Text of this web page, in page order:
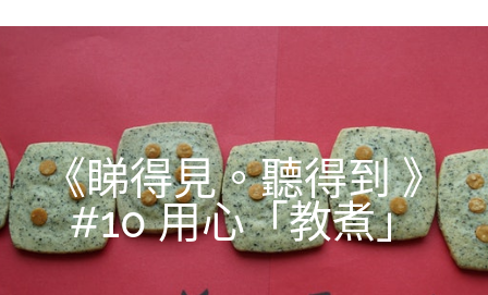
《睇得見。聽得到 》
#10 用心「教煮」